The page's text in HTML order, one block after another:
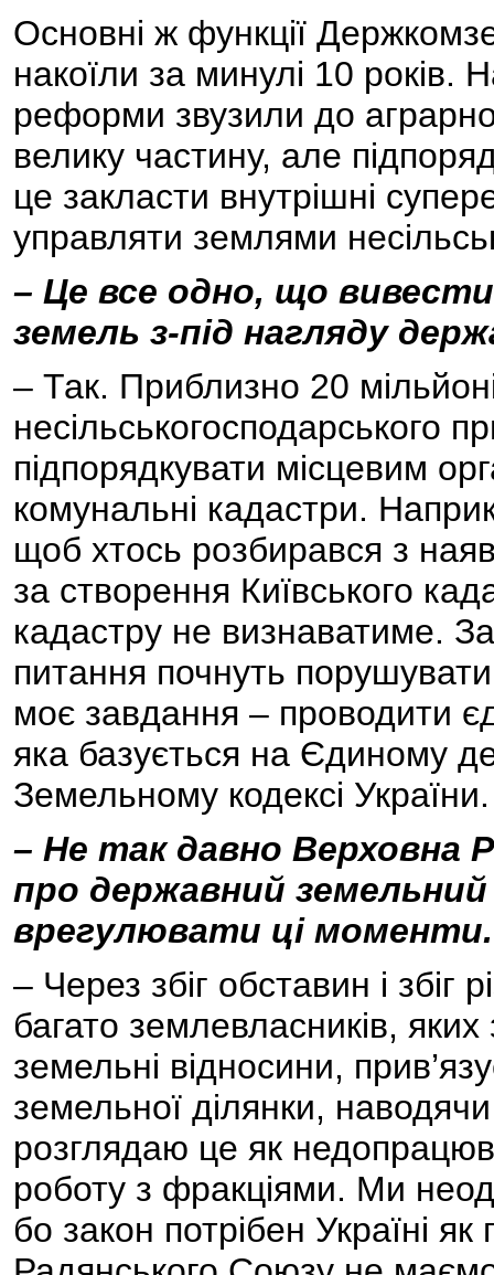
Основні ж функції
накоїли за минулі 10 років.
реформи звузили до
велику частину, але
це закласти внутрішні
управляти землями
– Це все одно, що
земель з-під нагляду
– Так. Приблизно 20
несільськогосподарського
підпорядкувати місцевим
комунальні кадастри.
щоб хтось розбирався з
за створення Київського
кадастру не визнаватиме.
питання почнуть
моє завдання – проводити
яка базується на Єдиному
Земельному кодексі України.
– Не так давно Верховна
про державний
врегулювати ці
– Через збіг обставин і збіг
багато землевласників,
земельні відносини,
земельної ділянки,
розглядаю це як
роботу з фракціями. Ми
бо закон потрібен Україні